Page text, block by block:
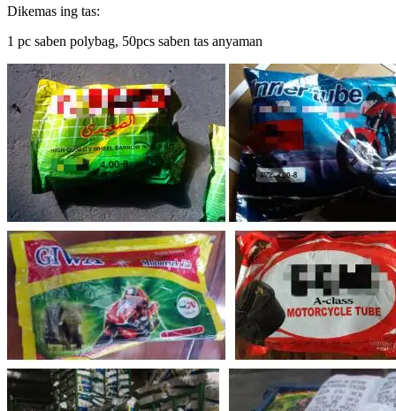
Dikemas ing tas:
1 pc saben polybag, 50pcs saben tas anyaman